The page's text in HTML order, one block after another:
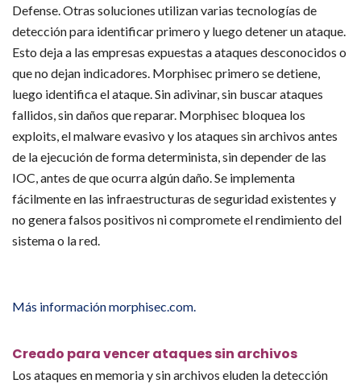
Defense. Otras soluciones utilizan varias tecnologías de
detección para identificar primero y luego detener un ataque.
Esto deja a las empresas expuestas a ataques desconocidos o
que no dejan indicadores. Morphisec primero se detiene,
luego identifica el ataque. Sin adivinar, sin buscar ataques
fallidos, sin daños que reparar. Morphisec bloquea los
exploits, el malware evasivo y los ataques sin archivos antes
de la ejecución de forma determinista, sin depender de las
IOC, antes de que ocurra algún daño. Se implementa
fácilmente en las infraestructuras de seguridad existentes y
no genera falsos positivos ni compromete el rendimiento del
sistema o la red.
Más información morphisec.com.
Creado para vencer ataques sin archivos
Los ataques en memoria y sin archivos eluden la detección